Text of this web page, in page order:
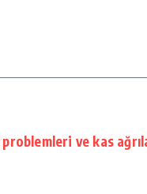
ve kas